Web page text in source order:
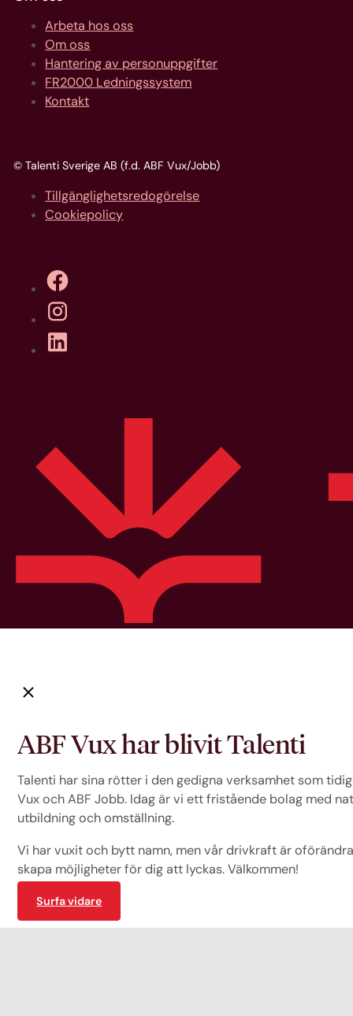
Arbeta hos oss
Om oss
Hantering av personuppgifter
FR2000 Ledningssystem
Kontakt
© Talenti Sverige AB (f.d. ABF Vux/Jobb)
Tillgänglighetsredogörelse
Cookiepolicy
ABF Vux har blivit Talenti
Talenti har sina rötter i den gedigna verksamhet som
Vux och ABF Jobb. Idag är vi ett fristående bolag med
utbildning och omställning.
Vi har vuxit och bytt namn, men vår drivkraft är
skapa möjligheter för dig att lyckas. Välkommen!
Surfa vidare